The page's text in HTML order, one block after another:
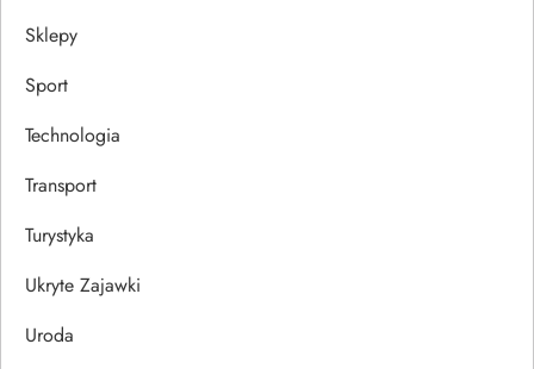
Sklepy
Sport
Technologia
Transport
Turystyka
Ukryte Zajawki
Uroda